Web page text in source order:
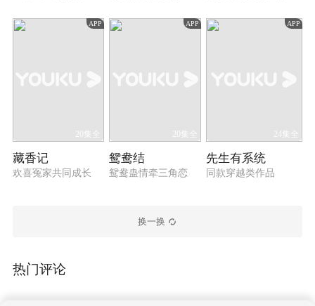
APP
20集全
藏香记
欢喜冤家共同成长
APP
20集全
鸳鸯结
鸳鸯蛊情牵三角恋
APP
24集全
先生有系统
同款穿越类作品
换一换
热门评论